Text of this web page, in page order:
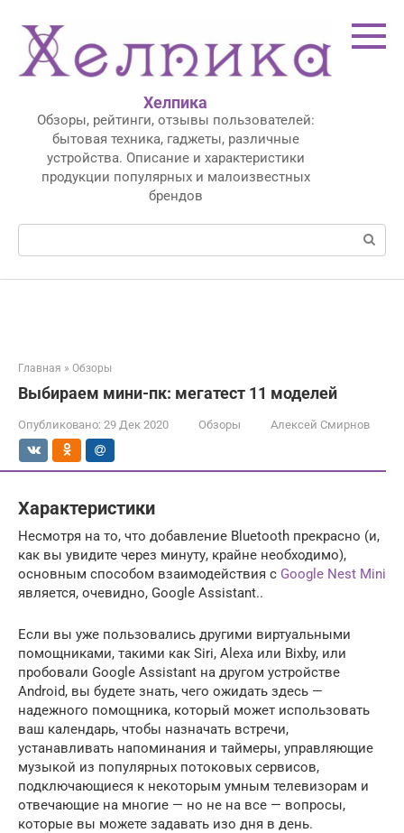
контенту
Хелпика
Обзоры, рейтинги, отзывы пользователей:
бытовая техника, гаджеты, различные
устройства. Описание и характеристики
продукции популярных и малоизвестных
брендов
Поиск:
Главная » Обзоры
Выбираем мини-пк: мегатест 11 моделей
Опубликовано: 29 Дек 2020 Обзоры Алексей Смирнов
Характеристики
Несмотря на то, что добавление Bluetooth прекрасно (и,
как вы увидите через минуту, крайне необходимо),
основным способом взаимодействия с Google Nest Mini
является, очевидно, Google Assistant..
Если вы уже пользовались другими виртуальными
помощниками, такими как Siri, Alexa или Bixby, или
пробовали Google Assistant на другом устройстве
Android, вы будете знать, чего ожидать здесь —
надежного помощника, который может использовать
ваш календарь, чтобы назначать встречи,
устанавливать напоминания и таймеры, управляющие
музыкой из популярных потоковых сервисов,
подключающиеся к некоторым умным телевизорам и
отвечающие на многие — но не на все — вопросы,
которые вы можете задавать изо дня в день.